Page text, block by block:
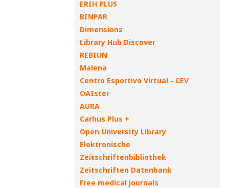
ERIH PLUS
BINPAR
Dimensions
Library Hub Discover
REBIUN
Malena
Centro Esportivo Virtual - CEV
OAIster
AURA
Carhus Plus +
Open University Library
Elektronische
Zeitschriftenbibliothek
Zeitschriften Datenbank
Free medical journals